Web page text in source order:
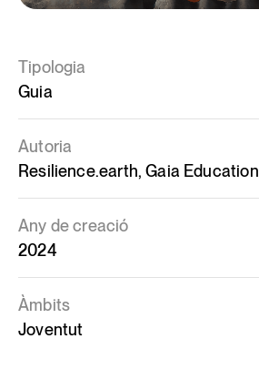
Tipologia
Guia
Autoria
Resilience.earth, Gaia Education
Any de creació
2024
Àmbits
Joventut